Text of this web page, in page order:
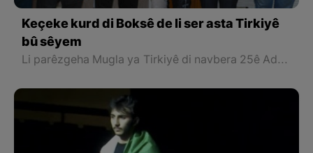
Keçeke kurd di Boksê de li ser asta Tirkiyê
bû sêyem
Li parêzgeha Mugla ya Tirkiyê di navbera 25ê Adarê û 01ê Nîsana 2023yan de di Şampiyontiya Boksê ya Takekesî ya keç û xortên Ciwan de, werzîşvana Êlihî (Batman) Zîlan Kizmaz li Tirkiyê di beşa jinan de bû sêyemîn.